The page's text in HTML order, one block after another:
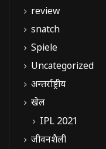
review
snatch
Spiele
Uncategorized
अन्तर्राष्ट्रीय
खेल
IPL 2021
जीवनशैली